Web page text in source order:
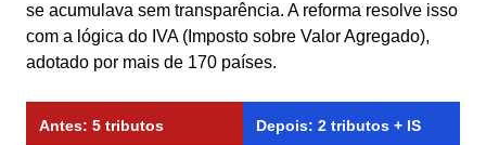
se acumulava sem transparência. A reforma resolve isso
com a lógica do IVA (Imposto sobre Valor Agregado),
adotado por mais de 170 países.
Antes: 5 tributos Depois: 2 tributos + IS